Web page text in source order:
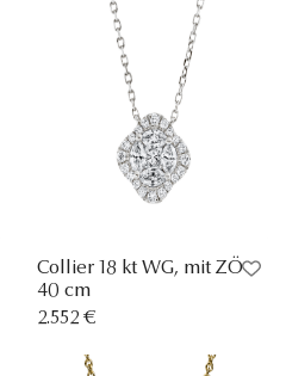
Collier 18 kt WG, mit ZÖ
40 cm
2.552 €